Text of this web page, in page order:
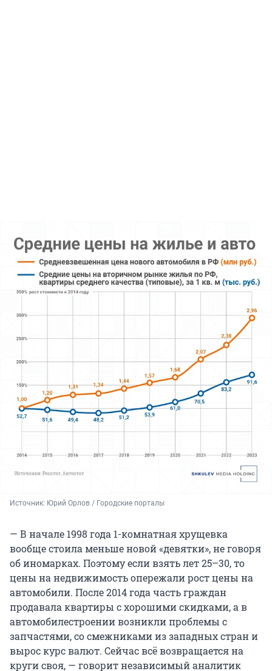
Источник: Юрий Орлов / Городские порталы
— В начале 1998 года 1-комнатная хрущевка
вообще стоила меньше новой «девятки», не говоря
об иномарках. Поэтому если взять лет 25–30, то
цены на недвижимость опережали рост цены на
автомобили. После 2014 года часть граждан
продавала квартиры с хорошими скидками, а в
автомобилестроении возникли проблемы с
запчастями, со смежниками из западных стран и
вырос курс валют. Сейчас всё возвращается на
круги своя, — говорит независимый аналитик